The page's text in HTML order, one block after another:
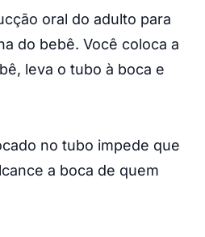
oral do adulto para
do bebê. Você coloca a
leva o tubo à boca e
no tubo impede que
a boca de quem